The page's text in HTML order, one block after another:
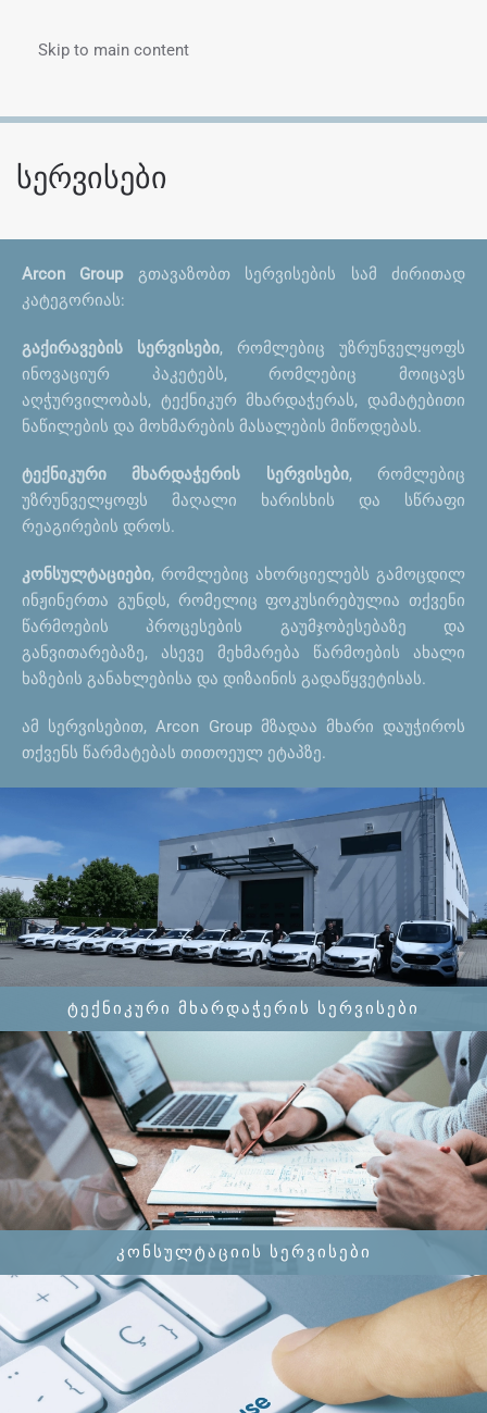
Skip to main content
სერვისები
Arcon Groupგთავაზობთ სერვისების სამ ძირითად
კატეგორიას:
გაქირავების სერვისები, რომლებიც უზრუნველყოფს
ინოვაციურ პაკეტებს, რომლებიც მოიცავს
აღჭურვილობას, ტექნიკურ მხარდაჭერას, დამატებითი
ნაწილების და მოხმარების მასალების მიწოდებას.
ტექნიკური მხარდაჭერის სერვისები, რომლებიც
უზრუნველყოფს მაღალი ხარისხის და სწრაფი
რეაგირების დროს.
კონსულტაციები, რომლებიც ახორციელებს გამოცდილ
ინჟინერთა გუნდს, რომელიც ფოკუსირებულია თქვენი
წარმოების პროცესების გაუმჯობესებაზე და
განვითარებაზე, ასევე მეხმარება წარმოების ახალი
ხაზების განახლებისა და დიზაინის გადაწყვეტისას.
ამ სერვისებით, Arcon Group მზადაა მხარი დაუჭიროს
თქვენს წარმატებას თითოეულ ეტაპზე.
ᲢᲔᲥᲜᲘᲙᲣᲠᲘ ᲛᲮᲐᲠᲓᲐᲭᲔᲠᲘᲡ ᲡᲔᲠᲕᲘᲡᲔᲑᲘ
ᲙᲝᲜᲡᲣᲚᲢᲐᲪᲘᲘᲡ ᲡᲔᲠᲕᲘᲡᲔᲑᲘ